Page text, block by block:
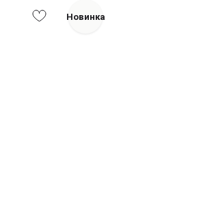
Новинка